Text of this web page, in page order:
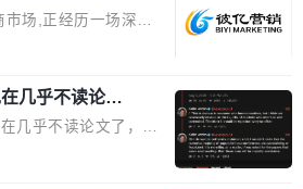
聊天框。 它们能读取
给大模型，再返回一
有用，但总觉得差点
理系统里，需要填50
联动逻辑；比如我
供1600W额定功率
ATX 3.1与PCIe 5.1
完善供电线材与内置
足当下高阶PC主机
，紧凑机身 钛金雕1
出功率，同时实现
度仅16厘米，属于同
维的范式转移
场,正经历一场深刻
代理机构市场从2025
年将突破120亿美
关服务市场更是从20
年的8763亿美
的事实——品牌对专
几乎不读论文
几乎不读论文了，而
充斥着大量过
研究员 Keller Jorda